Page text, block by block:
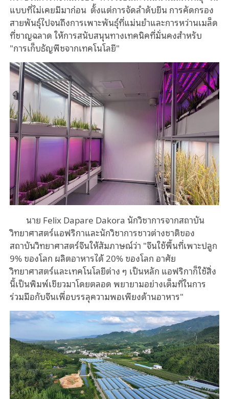
แบบที่ไม่เคยมีมาก่อน ตั้งแต่การจัดลําดับยีน การคัดกรอง
สายพันธุ์ไปจนถึงการเพาะพันธุ์ที่แม่นยําและการหว่านเมล็ด
ที่ชาญฉลาด ให้การสนับสนุนทางเทคนิคที่มั่นคงสําหรับ
"การเก็บธัญพืชจากเทคโนโลยี"
นาย Felix Dapare Dakora นักวิชาการจากสถาบัน
วิทยาศาสตร์แอฟริกาและนักวิชาการชาวต่างชาติของ
สถาบันวิทยาศาสตร์จีนให้สัมภาษณ์ว่า "จีนใช้พื้นที่เพาะปลูก
9% ของโลก ผลิตอาหารได้ 20% ของโลก อาศัย
วิทยาศาสตร์และเทคโนโลยีต่าง ๆ เป็นหลัก แอฟริกาก็ใช้สิ่ง
นี้เป็นพิมพ์เขียวมาโดยตลอด พยายามอย่างเต็มที่ในการ
ร่วมมือกับจีนเพื่อบรรลุความพอเพียงด้านอาหาร"